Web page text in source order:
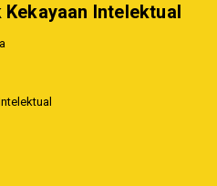
Kekayaan Intelektual